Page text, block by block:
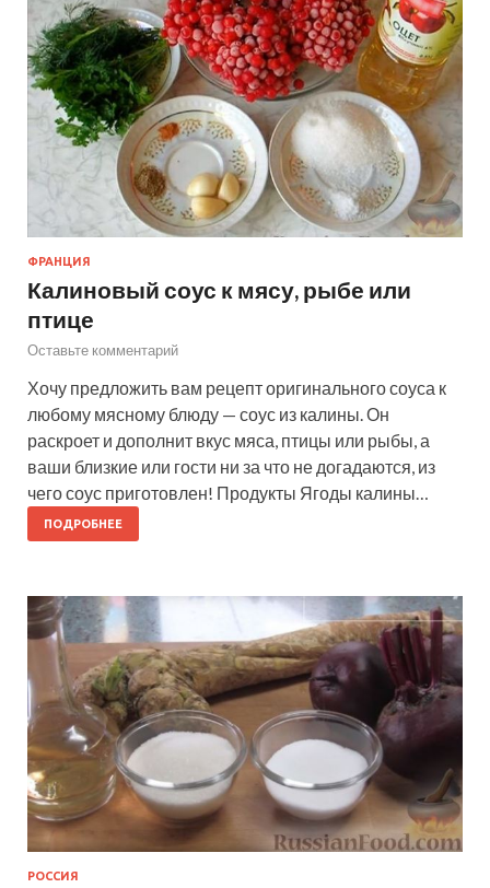
ФРАНЦИЯ
Калиновый соус к мясу, рыбе или
птице
Оставьте комментарий
Хочу предложить вам рецепт оригинального соуса к
любому мясному блюду — соус из калины. Он
раскроет и дополнит вкус мяса, птицы или рыбы, а
ваши близкие или гости ни за что не догадаются, из
чего соус приготовлен! Продукты Ягоды калины…
ПОДРОБНЕЕ
РОССИЯ